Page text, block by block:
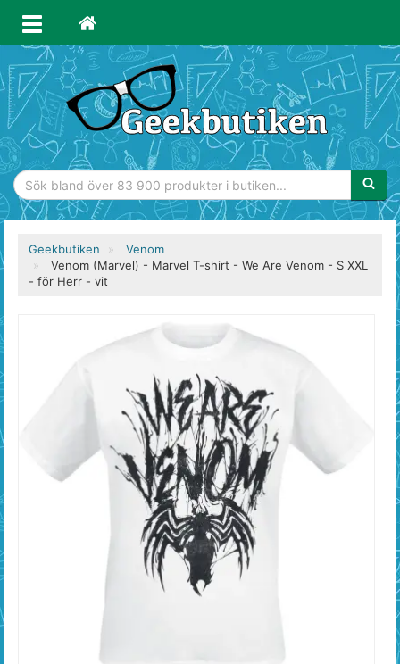
Geekbutiken
Venom
Venom (Marvel) - Marvel T-shirt - We Are Venom - S XXL
- för Herr - vit